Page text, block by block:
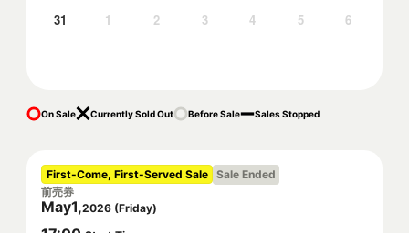
31 1 2 3 4 5 6
On Sale Currently Sold Out Before Sale Sales Stopped
First-Come, First-Served Sale Sale Ended
前売券
May1,2026 (Friday)